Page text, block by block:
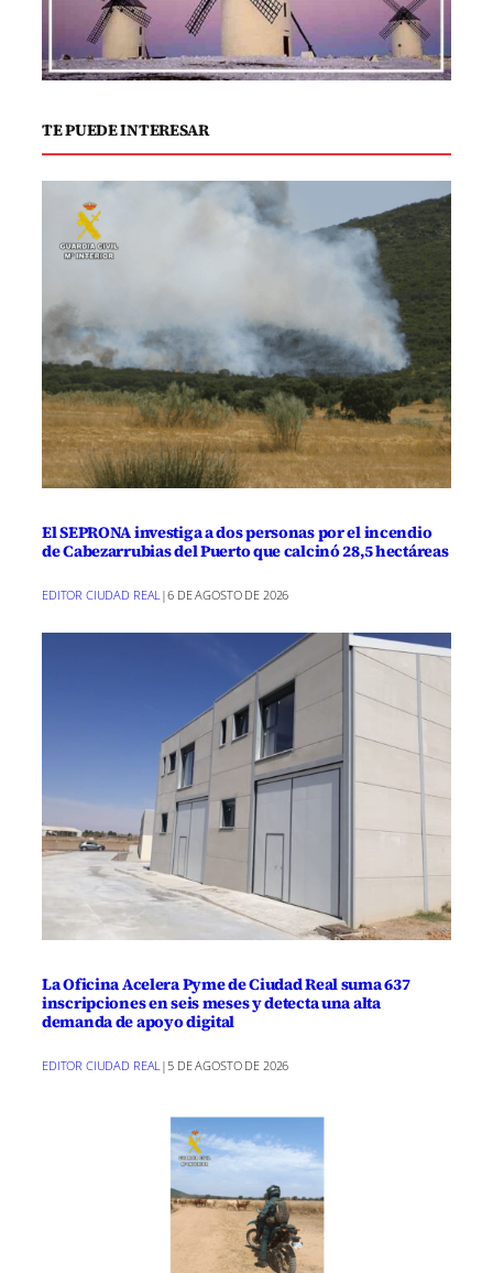
TE PUEDE INTERESAR
El SEPRONA investiga a dos personas por el incendio
de Cabezarrubias del Puerto que calcinó 28,5 hectáreas
EDITOR CIUDAD REAL |6 DE AGOSTO DE 2026
La Oficina Acelera Pyme de Ciudad Real suma 637
inscripciones en seis meses y detecta una alta
demanda de apoyo digital
EDITOR CIUDAD REAL|5 DE AGOSTO DE 2026